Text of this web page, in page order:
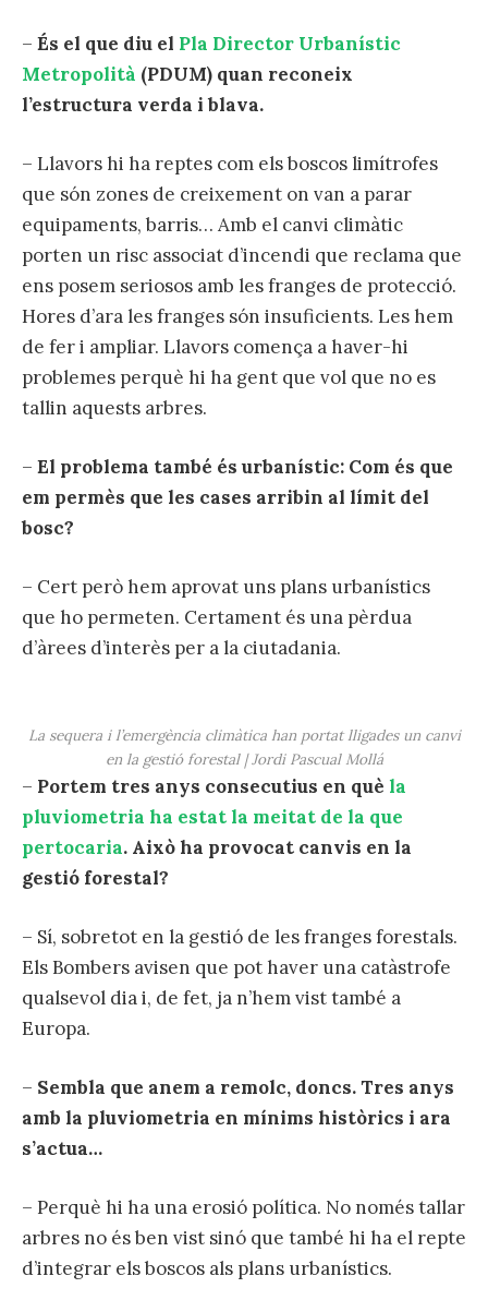
– És el que diu el Pla Director Urbanístic
Metropolità (PDUM) quan reconeix
l’estructura verda i blava.
– Llavors hi ha reptes com els boscos limítrofes
que són zones de creixement on van a parar
equipaments, barris… Amb el canvi climàtic
porten un risc associat d’incendi que reclama que
ens posem seriosos amb les franges de protecció.
Hores d’ara les franges són insuficients. Les hem
de fer i ampliar. Llavors comença a haver-hi
problemes perquè hi ha gent que vol que no es
tallin aquests arbres.
– El problema també és urbanístic: Com és que
em permès que les cases arribin al límit del
bosc?
– Cert però hem aprovat uns plans urbanístics
que ho permeten. Certament és una pèrdua
d’àrees d’interès per a la ciutadania.
La sequera i l’emergència climàtica han portat lligades un canvi
en la gestió forestal | Jordi Pascual Mollá
– Portem tres anys consecutius en què la
pluviometria ha estat la meitat de la que
pertocaria. Això ha provocat canvis en la
gestió forestal?
– Sí, sobretot en la gestió de les franges forestals.
Els Bombers avisen que pot haver una catàstrofe
qualsevol dia i, de fet, ja n’hem vist també a
Europa.
– Sembla que anem a remolc, doncs. Tres anys
amb la pluviometria en mínims històrics i ara
s’actua…
– Perquè hi ha una erosió política. No només tallar
arbres no és ben vist sinó que també hi ha el repte
d’integrar els boscos als plans urbanístics.